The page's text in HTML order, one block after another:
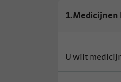
1.Medicijnen
U wilt